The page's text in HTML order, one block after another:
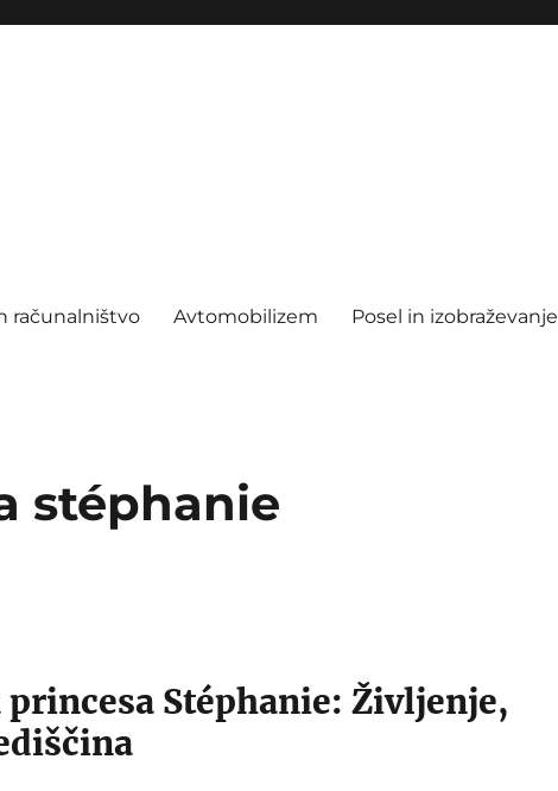
računalništvo Avtomobilizem Posel in izobraževanje
stéphanie
Stéphanie: Življenje,